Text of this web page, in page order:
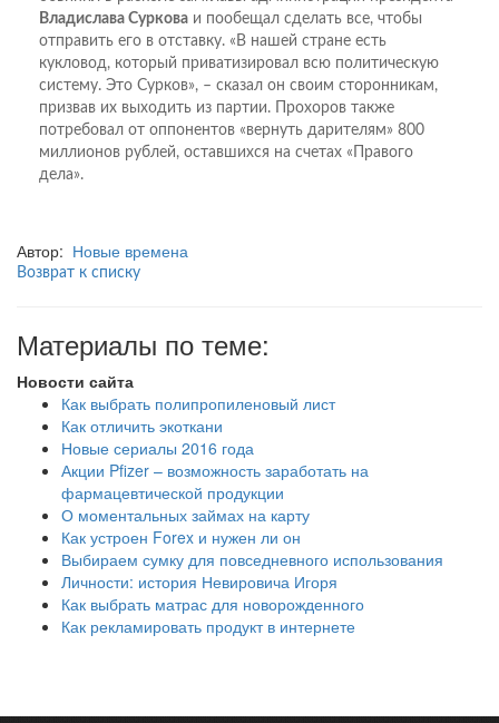
Владислава Суркова и пообещал сделать все, чтобы
отправить его в отставку. «В нашей стране есть
кукловод, который приватизировал всю политическую
систему. Это Сурков», – сказал он своим сторонникам,
призвав их выходить из партии. Прохоров также
потребовал от оппонентов «вернуть дарителям» 800
миллионов рублей, оставшихся на счетах «Правого
дела».
Автор: Новые времена
Возврат к списку
Материалы по теме:
Новости сайта
Как выбрать полипропиленовый лист
Как отличить экоткани
Новые сериалы 2016 года
Акции Pfizer – возможность заработать на
фармацевтической продукции
О моментальных займах на карту
Как устроен Forex и нужен ли он
Выбираем сумку для повседневного использования
Личности: история Невировича Игоря
Как выбрать матрас для новорожденного
Как рекламировать продукт в интернете